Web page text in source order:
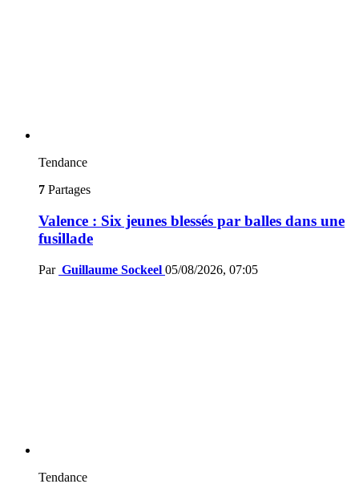
Tendance
7 Partages
Valence : Six jeunes blessés par balles dans une
fusillade
Par Guillaume Sockeel 05/08/2026, 07:05
Tendance